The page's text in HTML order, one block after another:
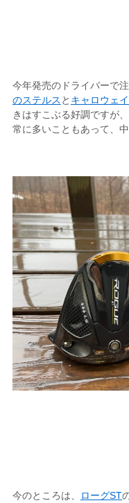
今年発売のドライバーで
のステルス と キャロウェ
きはすこぶる好調ですが
常に多いこともあって、
今のところは、 ローグST